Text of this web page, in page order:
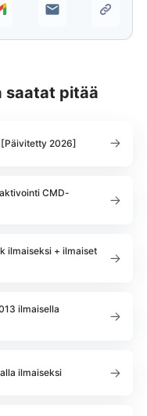
saatat pitää
[Päivitetty 2026]
CMD-
ilmaiseksi + ilmaiset
ilmaisella
ilmaiseksi